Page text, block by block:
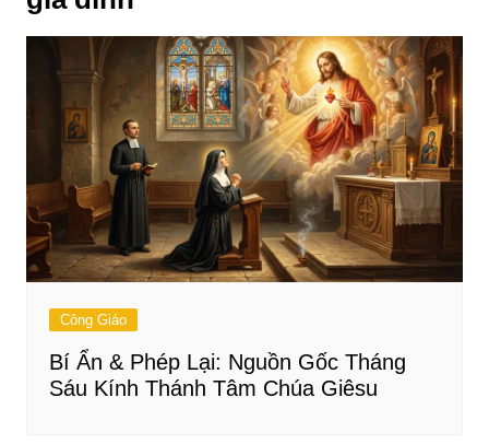
Công Giáo
Bí Ẩn & Phép Lại: Nguồn Gốc Tháng
Sáu Kính Thánh Tâm Chúa Giêsu